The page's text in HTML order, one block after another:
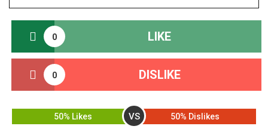
0 LIKE
0 DISLIKE
50% Likes VS 50% Dislikes